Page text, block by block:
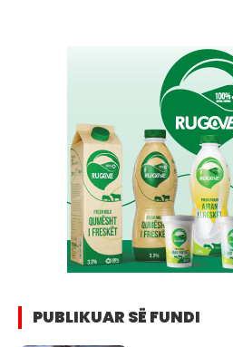
PUBLIKUAR SË FUNDI